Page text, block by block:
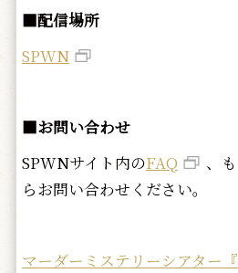
■配信場所
SPWN
■お問い合わせ
SPWNサイト内のFAQ 、
らお問い合わせください。
マーダーミステリーシアター